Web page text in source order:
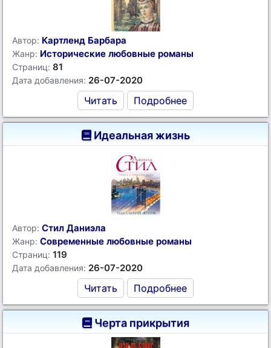
Автор: Картленд Барбара
Жанр: Исторические любовные романы
Страниц: 81
Дата добавления: 26-07-2020
Читать Подробнее
Идеальная жизнь
Автор: Стил Даниэла
Жанр: Современные любовные романы
Страниц: 119
Дата добавления: 26-07-2020
Читать Подробнее
Черта прикрытия